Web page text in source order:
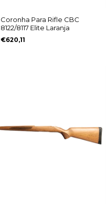
Coronha Para Rifle CBC
8122/8117 Elite Laranja
€620,11